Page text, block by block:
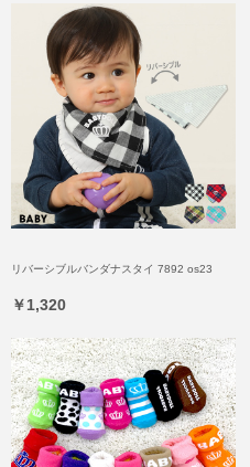
リバーシブルバンダナスタイ 7892 os23
￥1,320